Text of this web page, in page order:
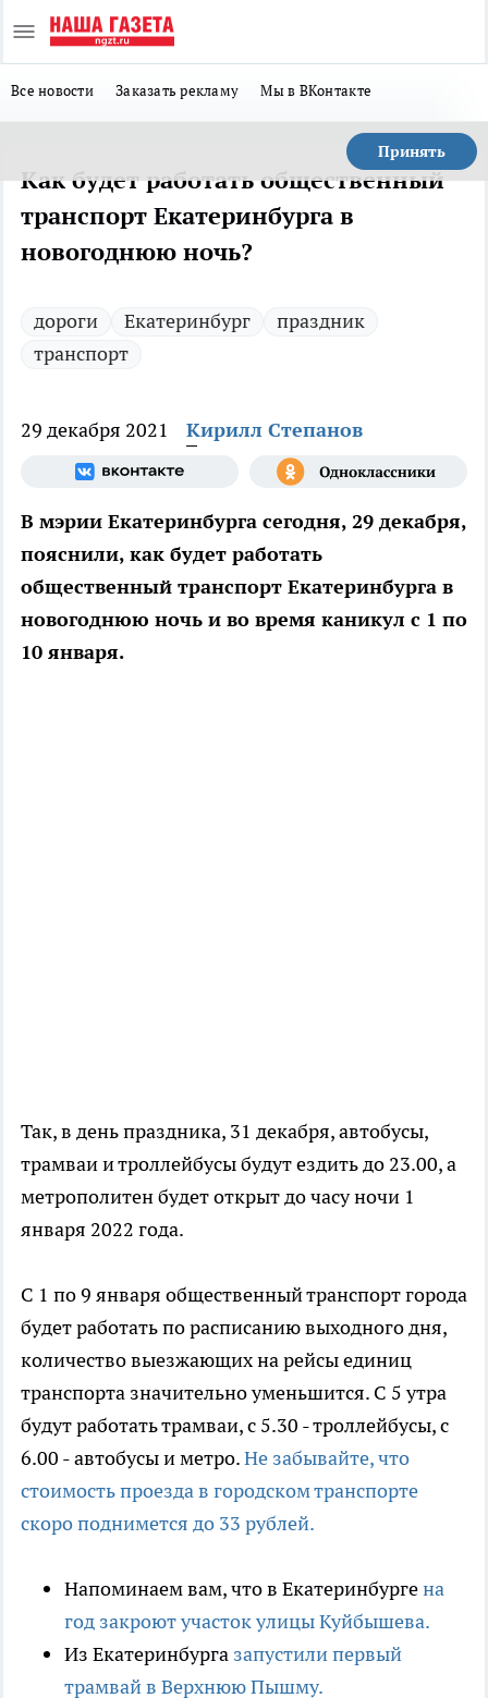
Все новости Заказать рекламу Мы в ВКонтакте
Принять
Как будет работать общественный
транспорт Екатеринбурга в
новогоднюю ночь?
дороги Екатеринбург
праздник
транспорт
29 декабря 2021 Кирилл Степанов
В мэрии Екатеринбурга сегодня, 29 декабря,
пояснили, как будет работать
общественный транспорт Екатеринбурга в
новогоднюю ночь и во время каникул с 1 по
10 января.
Так, в день праздника, 31 декабря, автобусы,
трамваи и троллейбусы будут ездить до 23.00, а
метрополитен будет открыт до часу ночи 1
января 2022 года.
С 1 по 9 января общественный транспорт города
будет работать по расписанию выходного дня,
количество выезжающих на рейсы единиц
транспорта значительно уменьшится. С 5 утра
будут работать трамваи, с 5.30 - троллейбусы, с
6.00 - автобусы и метро.Не забывайте, что
стоимость проезда в городском транспорте
скоро поднимется до 33 рублей.
Напоминаем вам, что в Екатеринбургена
год закроют участок улицы Куйбышева.
Из Екатеринбурга запустили первый
трамвай в Верхнюю Пышму.